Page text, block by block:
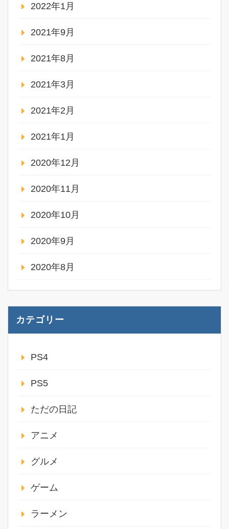
2022年1月
2021年9月
2021年8月
2021年3月
2021年2月
2021年1月
2020年12月
2020年11月
2020年10月
2020年9月
2020年8月
カテゴリー
PS4
PS5
ただの日記
アニメ
グルメ
ゲーム
ラーメン